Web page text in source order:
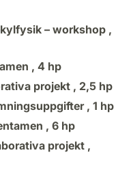
– workshop ,
, 4 hp
projekt , 2,5 hp
, 1 hp
, 6 hp
projekt ,